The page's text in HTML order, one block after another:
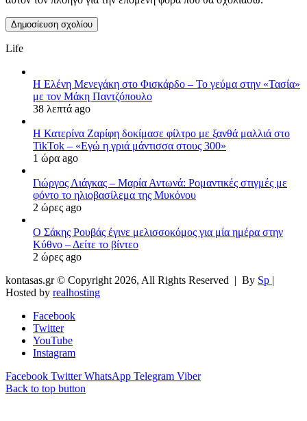
Life
Η Ελένη Μενεγάκη στο Φισκάρδο – Το γεύμα στην «Τασία»
με τον Μάκη Παντζόπουλο
38 λεπτά ago
Η Κατερίνα Ζαρίφη δοκίμασε φίλτρο με ξανθά μαλλιά στο
TikTok – «Εγώ η γριά μάντισσα στους 300»
1 ώρα ago
Γιώργος Λιάγκας – Μαρία Αντωνά: Ρομαντικές στιγμές με
φόντο το ηλιοβασίλεμα της Μυκόνου
2 ώρες ago
Ο Σάκης Ρουβάς έγινε μελισσοκόμος για μία ημέρα στην
Κύθνο – Δείτε το βίντεο
2 ώρες ago
kontasas.gr © Copyright 2026, All Rights Reserved | By Sp |
Hosted by realhosting
Facebook
Twitter
YouTube
Instagram
Facebook Twitter WhatsApp Telegram Viber
Back to top button